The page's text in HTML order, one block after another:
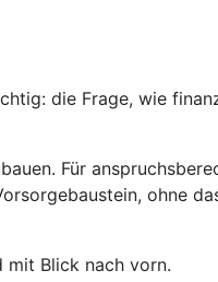
die Frage, wie
Für
ohne
mit Blick nach vorn.